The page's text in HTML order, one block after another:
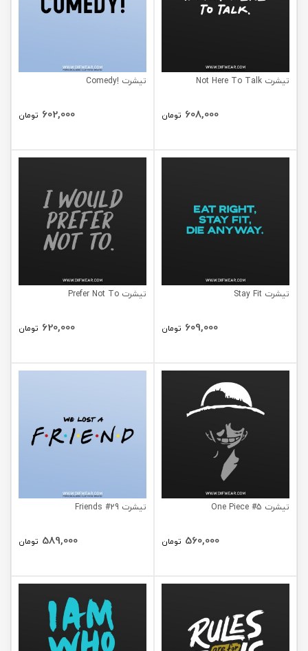
تیشرت Not Here To Talk
608,000 تومان
تیشرت !Comedy
602,000 تومان
تیشرت Stay Fit
609,000 تومان
تیشرت Prefer Not To
620,000 تومان
تیشرت One Piece #5
560,000 تومان
تیشرت Friends #29
589,000 تومان